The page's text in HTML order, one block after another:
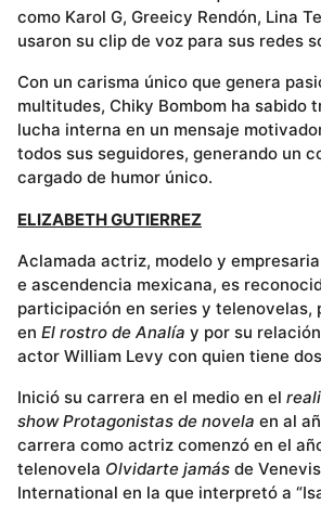
como Karol G, Greeicy Rendón, Lina
usaron su clip de voz para sus redes
Con un carisma único que genera
multitudes, Chiky Bombom ha sabido
lucha interna en un mensaje
todos sus seguidores, generando un
cargado de humor único.
ELIZABETH GUTIERREZ
Aclamada actriz, modelo y
e ascendencia mexicana, es
participación en series y telenovelas,
en El rostro de Analía y por su
actor William Levy con quien tiene
Inició su carrera en el medio en el
show Protagonistas de novela en al
carrera como actriz comenzó en el
telenovela Olvidarte jamás de
International en la que interpretó a